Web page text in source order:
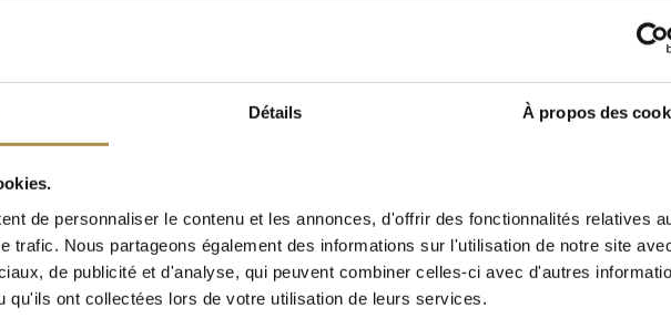
Détails À propos des
de personnaliser le contenu et les annonces, d'offrir des fonctionnalités relatives
trafic. Nous partageons également des informations sur l'utilisation de notre site
de publicité et d'analyse, qui peuvent combiner celles-ci avec d'autres
qu'ils ont collectées lors de votre utilisation de leurs services.